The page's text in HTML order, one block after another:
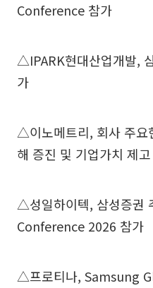
Conference 참가
△IPARK현대산업개발,
가
△이노메트리, 회사 주요
해 증진 및 기업가치 제고
△성일하이텍, 삼성증
Conference 2026 참가
△프로티나, Samsung